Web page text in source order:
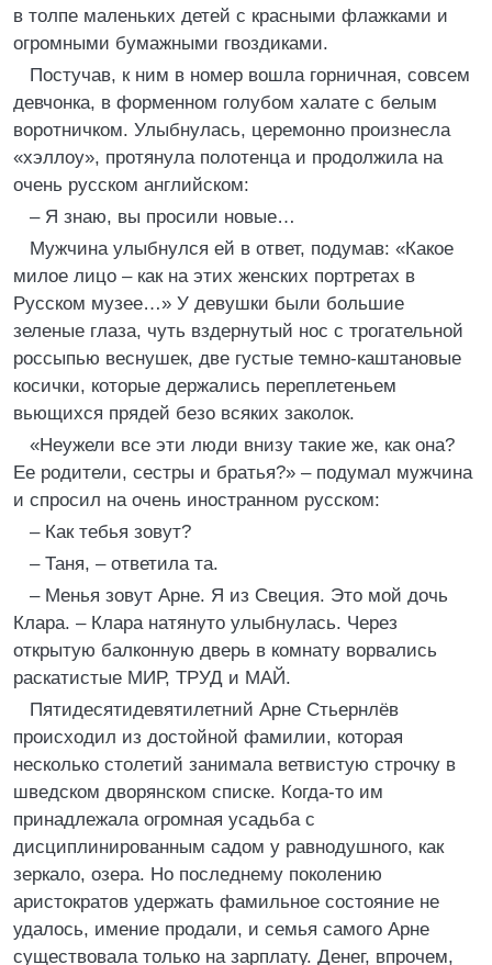
в толпе маленьких детей с красными флажками и
огромными бумажными гвоздиками.
Постучав, к ним в номер вошла горничная, совсем
девчонка, в форменном голубом халате с белым
воротничком. Улыбнулась, церемонно произнесла
«хэллоу», протянула полотенца и продолжила на
очень русском английском:
– Я знаю, вы просили новые…
Мужчина улыбнулся ей в ответ, подумав: «Какое
милое лицо – как на этих женских портретах в
Русском музее…» У девушки были большие
зеленые глаза, чуть вздернутый нос с трогательной
россыпью веснушек, две густые темно-каштановые
косички, которые держались переплетеньем
вьющихся прядей безо всяких заколок.
«Неужели все эти люди внизу такие же, как она?
Ее родители, сестры и братья?» – подумал мужчина
и спросил на очень иностранном русском:
– Как тебья зовут?
– Таня, – ответила та.
– Менья зовут Арне. Я из Свеция. Это мой дочь
Клара. – Клара натянуто улыбнулась. Через
открытую балконную дверь в комнату ворвались
раскатистые МИР, ТРУД и МАЙ.
Пятидесятидевятилетний Арне Стьернлёв
происходил из достойной фамилии, которая
несколько столетий занимала ветвистую строчку в
шведском дворянском списке. Когда-то им
принадлежала огромная усадьба с
дисциплинированным садом у равнодушного, как
зеркало, озера. Но последнему поколению
аристократов удержать фамильное состояние не
удалось, имение продали, и семья самого Арне
существовала только на зарплату. Денег, впрочем,